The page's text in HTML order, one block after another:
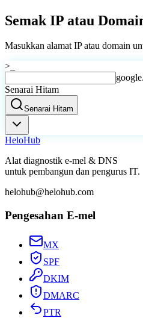
Semak IP atau
Masukkan alamat IP atau domain
>_
Senarai Hitam
Senarai Hitam
HeloHub
Alat diagnostik e-mel & DNS
untuk pembangun dan pengurus IT.
helohub@helohub.com
Pengesahan E-mel
MX
SPF
DKIM
DMARC
PTR